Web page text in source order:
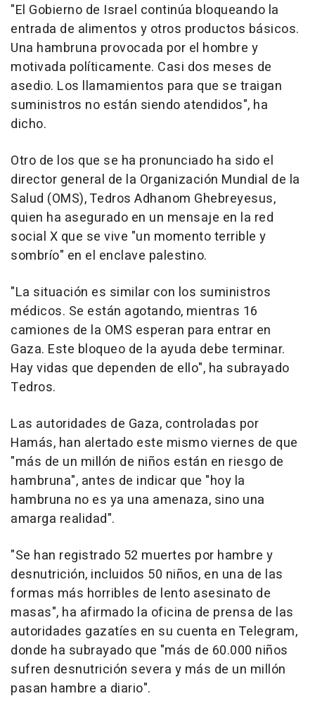
"El Gobierno de Israel continúa bloqueando la
entrada de alimentos y otros productos básicos.
Una hambruna provocada por el hombre y
motivada políticamente. Casi dos meses de
asedio. Los llamamientos para que se traigan
suministros no están siendo atendidos", ha
dicho.
Otro de los que se ha pronunciado ha sido el
director general de la Organización Mundial de la
Salud (OMS), Tedros Adhanom Ghebreyesus,
quien ha asegurado en un mensaje en la red
social X que se vive "un momento terrible y
sombrío" en el enclave palestino.
"La situación es similar con los suministros
médicos. Se están agotando, mientras 16
camiones de la OMS esperan para entrar en
Gaza. Este bloqueo de la ayuda debe terminar.
Hay vidas que dependen de ello", ha subrayado
Tedros.
Las autoridades de Gaza, controladas por
Hamás, han alertado este mismo viernes de que
"más de un millón de niños están en riesgo de
hambruna", antes de indicar que "hoy la
hambruna no es ya una amenaza, sino una
amarga realidad".
"Se han registrado 52 muertes por hambre y
desnutrición, incluidos 50 niños, en una de las
formas más horribles de lento asesinato de
masas", ha afirmado la oficina de prensa de las
autoridades gazatíes en su cuenta en Telegram,
donde ha subrayado que "más de 60.000 niños
sufren desnutrición severa y más de un millón
pasan hambre a diario".